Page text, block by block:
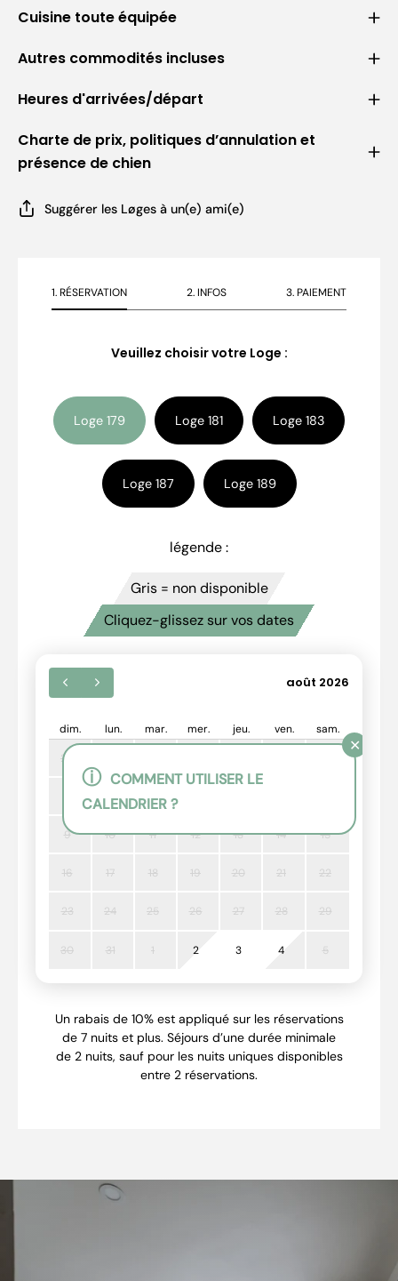
Cuisine toute équipée
Autres commodités incluses
Heures d'arrivées/départ
Charte de prix, politiques d’annulation et
présence de chien
Suggérer les Løges à un(e) ami(e)
1. RÉSERVATION 2. INFOS 3. PAIEMENT
Veuillez choisir votre Loge :
Loge 179 Loge 181 Loge 183
Loge 187 Loge 189
légende :
Gris = non disponible
Cliquez-glissez sur vos dates
✕
ⓘ COMMENT UTILISER LE
CALENDRIER ?
août 2026
dim. lun. mar. mer. jeu. ven. sam.
26
3 4
9 10 11 12 13 14 15
16 17 18 19 20 21 22
23 24 25 26 27 28 29
30 31 1 2 3 4 5
Un rabais de 10% est appliqué sur les réservations
de 7 nuits et plus. Séjours d’une durée minimale
de 2 nuits, sauf pour les nuits uniques disponibles
entre 2 réservations.